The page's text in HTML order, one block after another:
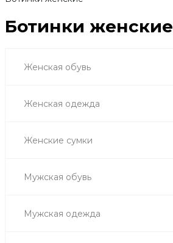
Ботинки женские
Женская обувь
Женская одежда
Женские сумки
Мужская обувь
Мужская одежда